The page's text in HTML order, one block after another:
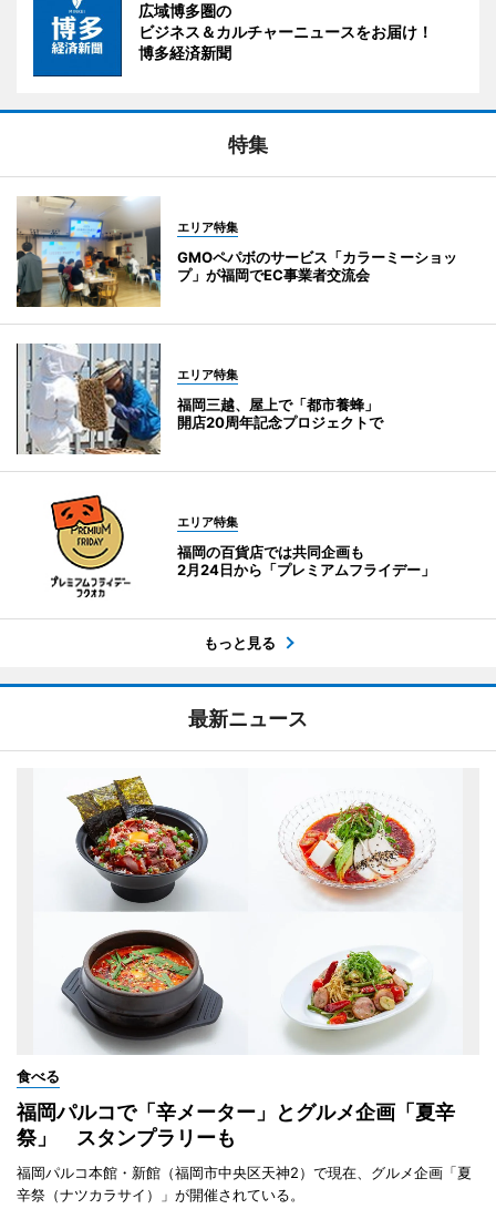
広域博多圏の
ビジネス＆カルチャーニュースをお届け！
博多経済新聞
特集
エリア特集
GMOペパボのサービス「カラーミーショッ
プ」が福岡でEC事業者交流会
エリア特集
福岡三越、屋上で「都市養蜂」
開店20周年記念プロジェクトで
エリア特集
福岡の百貨店では共同企画も
2月24日から「プレミアムフライデー」
もっと見る
最新ニュース
食べる
福岡パルコで「辛メーター」とグルメ企画「夏辛
祭」 スタンプラリーも
福岡パルコ本館・新館（福岡市中央区天神2）で現在、グルメ企画「夏
辛祭（ナツカラサイ）」が開催されている。